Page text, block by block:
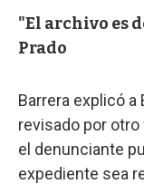
"El archivo es
Prado
Barrera explicó a
revisado por
el denunciante
expediente sea